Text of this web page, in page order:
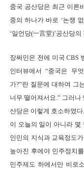
중국 공산당은 최근 이른
중의 하나가 바로 ‘논쟁
‘일언당(一言堂)’공산당
장쩌민은 전에 미국 CBS
인터뷰에서 “중국은 무
가?”란 질문에 대하여 그
너무 떨어져서요.” 그러
산당은 이렇게 호소하였
이 오늘의 일이 아니라 몇
인민의 지식과 교육정도
높아진 후에야 민주정치
민주제도 하에서만 비로